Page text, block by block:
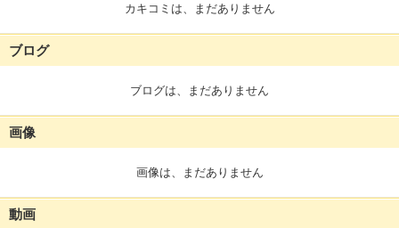
カキコミは、まだありません
ブログ
ブログは、まだありません
画像
画像は、まだありません
動画